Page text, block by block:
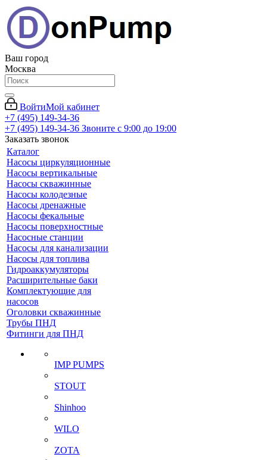
Ваш город
Москва
ВойтиМой кабинет
+7 (495) 149-34-36
+7 (495) 149-34-36 Звоните с 9:00 до 19:00
Заказать звонок
Каталог
Насосы циркуляционные
Насосы вертикальные
Насосы скважинные
Насосы колодезные
Насосы дренажные
Насосы фекальные
Насосы поверхностные
Насосные станции
Насосы для канализации
Насосы для топлива
Гидроаккумуляторы
Расширительные баки
Комплектующие для
насосов
Оголовки скважинные
Трубы ПНД
Фитинги для ПНД
IMP PUMPS
STOUT
Shinhoo
WILO
ZOTA